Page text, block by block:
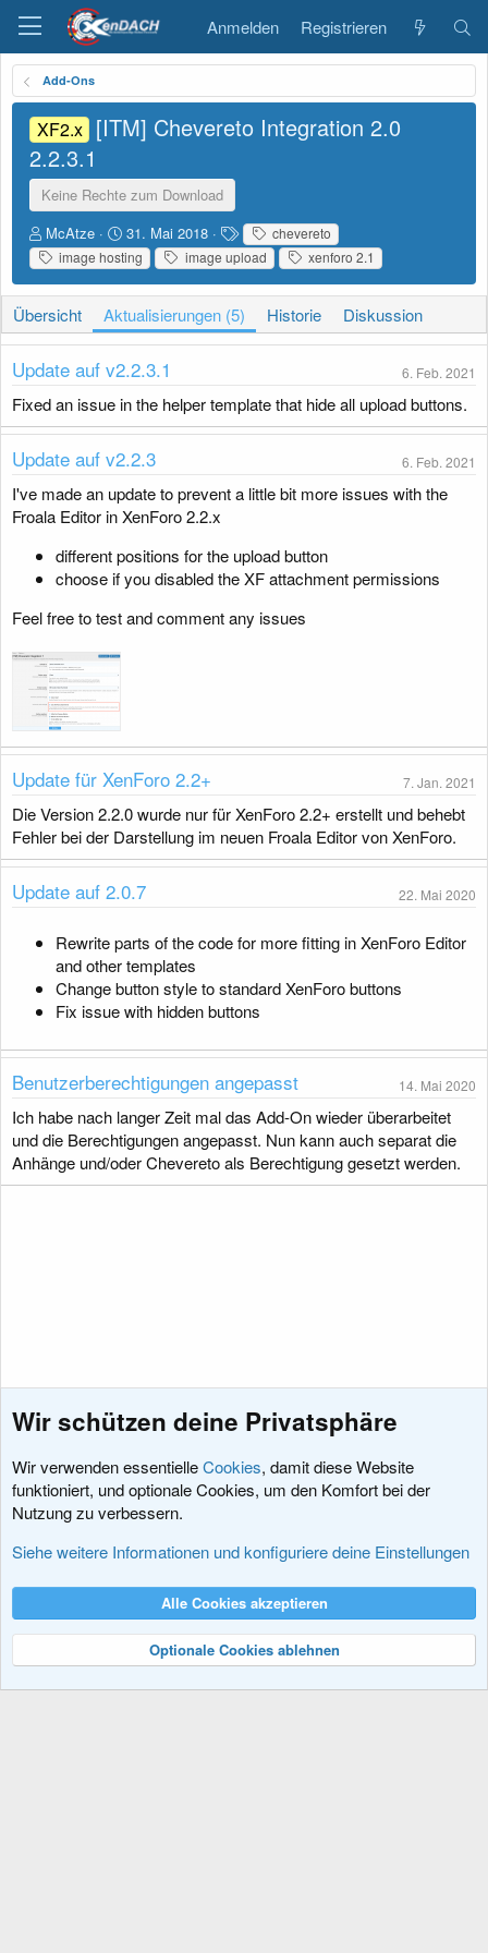
Anmelden Registrieren
Add-Ons
XF2.x [ITM] Chevereto Integration 2.0
2.2.3.1
Keine Rechte zum Download
A
u
t
o
r
McAtze
D
a
t
u
m
E
r
s
e
l
u
n
g
31. Mai 2018
S
c
h
l
a
g
w
t
e
chevereto
image hosting
image upload xenforo 2.1
Übersicht Aktualisierungen (5) Historie Diskussion
Update auf v2.2.3.1 6. Feb. 2021
Fixed an issue in the helper template that hide all upload buttons.
Update auf v2.2.3 6. Feb. 2021
I've made an update to prevent a little bit more issues with the
Froala Editor in XenForo 2.2.x
different positions for the upload button
choose if you disabled the XF attachment permissions
Feel free to test and comment any issues
Update für XenForo 2.2+ 7. Jan. 2021
Die Version 2.2.0 wurde nur für XenForo 2.2+ erstellt und behebt
Fehler bei der Darstellung im neuen Froala Editor von XenForo.
Update auf 2.0.7 22. Mai 2020
Rewrite parts of the code for more fitting in XenForo Editor
and other templates
Change button style to standard XenForo buttons
Fix issue with hidden buttons
Benutzerberechtigungen angepasst 14. Mai 2020
Ich habe nach langer Zeit mal das Add-On wieder überarbeitet
und die Berechtigungen angepasst. Nun kann auch separat die
Anhänge und/oder Chevereto als Berechtigung gesetzt werden.
Add-Ons
Nutzungsbedingungen Datenschutz
R
Community platform by XenForo® © 2010-2024 XenForo Ltd.
Wir schützen deine Privatsphäre
Wir verwenden essentielleCookies, damit diese Website
funktioniert, und optionale Cookies, um den Komfort bei der
Nutzung zu verbessern.
Siehe weitere Informationen und konfiguriere deine Einstellungen
Alle Cookies akzeptieren
Optionale Cookies ablehnen